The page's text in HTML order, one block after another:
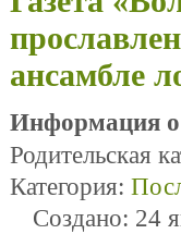
ансамбле
Информация о
Родительская
Категория:
Создано: 24